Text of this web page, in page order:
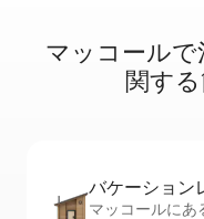
マッコール
関⁠す⁠
バケーション
マッコールにあ